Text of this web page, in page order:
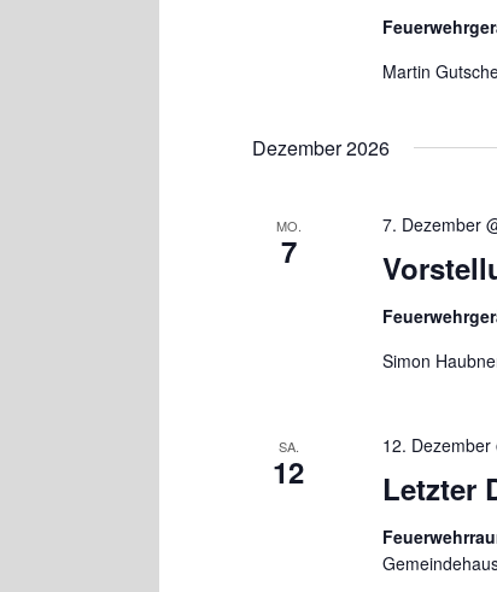
Martin
Dezember 2026
MO.
7
7. Dezember
Simon
SA.
12 Letzter
12. Dezember